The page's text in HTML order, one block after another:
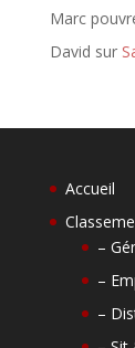
Marc
David sur
Accueil
–
–
–